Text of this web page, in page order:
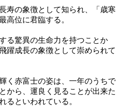
寿の象徴として知られ、「歳寒
高位に君臨する。
る驚異の生命力を持つことか
躍成長の象徴として崇められて
く赤富士の姿は、一年のうちで
から、運良く見ることが出来た
るといわれている。